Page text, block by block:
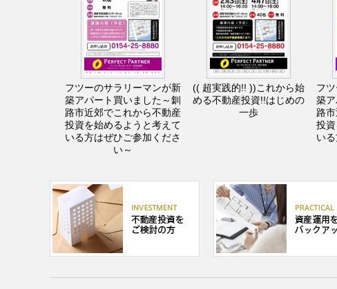
フツーのサラリーマンが新
築アパート買いました～釧
路市近郊でこれから不動産
投資を始めるようと考えて
いる方はぜひご参加くださ
い～
(( 超実践的!! ))これから始
める不動産投資!!はじめの
一歩
フ
築
路
投
い